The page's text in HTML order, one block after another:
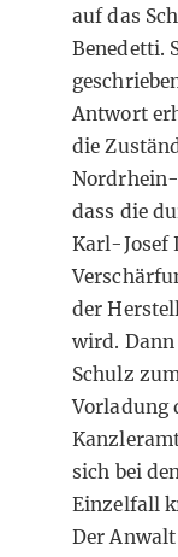
auf das
Benedetti.
Antwort
die
dass die
Karl-Josef
der
wird. Dann
Schulz
Vorladung
sich bei
Einzelfall
Der